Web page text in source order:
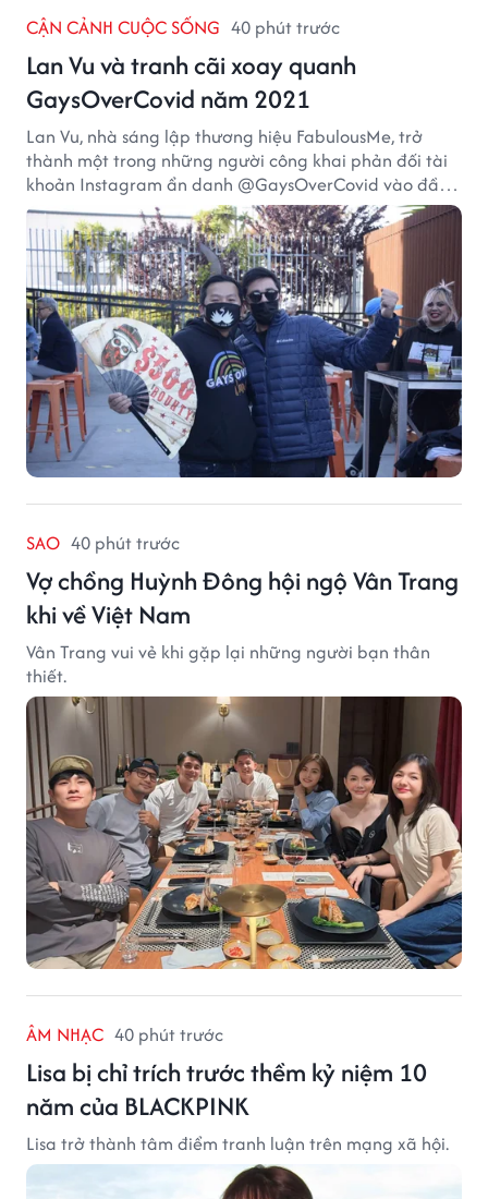
CẬN CẢNH CUỘC SỐNG 40 phút trước
Lan Vu và tranh cãi xoay quanh
GaysOverCovid năm 2021
Lan Vu, nhà sáng lập thương hiệu FabulousMe, trở
thành một trong những người công khai phản đối tài
khoản Instagram ẩn danh @GaysOverCovid vào đầu
năm 2021, trong bối cảnh đại dịch COVID-19 vẫn diễn
biến nghiêm trọng.
SAO 40 phút trước
Vợ chồng Huỳnh Đông hội ngộ Vân Trang
khi về Việt Nam
Vân Trang vui vẻ khi gặp lại những người bạn thân
thiết.
ÂM NHẠC 40 phút trước
Lisa bị chỉ trích trước thềm kỷ niệm 10
năm của BLACKPINK
Lisa trở thành tâm điểm tranh luận trên mạng xã hội.